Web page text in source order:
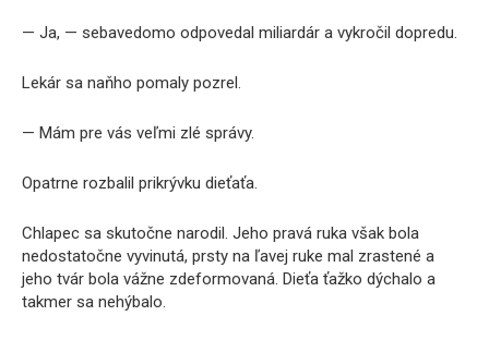
— Ja, — sebavedomo odpovedal miliardár a vykročil dopredu.
Lekár sa naňho pomaly pozrel.
— Mám pre vás veľmi zlé správy.
Opatrne rozbalil prikrývku dieťaťa.
Chlapec sa skutočne narodil. Jeho pravá ruka však bola
nedostatočne vyvinutá, prsty na ľavej ruke mal zrastené a
jeho tvár bola vážne zdeformovaná. Dieťa ťažko dýchalo a
takmer sa nehýbalo.